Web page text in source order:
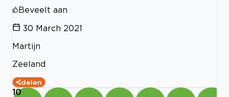
Beveelt aan
30 March 2021
Martijn
Zeeland
delen
10